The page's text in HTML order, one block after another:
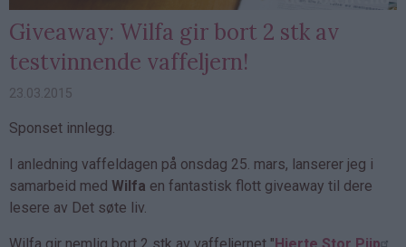
Giveaway: Wilfa gir bort 2 stk av
testvinnende vaffeljern!
23.03.2015
Sponset innlegg.
I anledning vaffeldagen på onsdag 25. mars, lanserer jeg i
samarbeid med Wilfa en fantastisk flott giveaway til dere
lesere av Det søte liv.